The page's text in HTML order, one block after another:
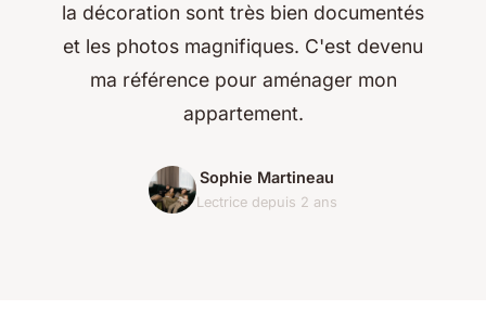
la décoration sont très bien documentés
et les photos magnifiques. C'est devenu
ma référence pour aménager mon
appartement.
Sophie Martineau
Lectrice depuis 2 ans